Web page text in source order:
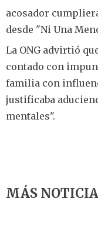
acosador
desde "Ni Una
La ONG advirtió
contado con
familia con
justificaba
mentales".
MÁS